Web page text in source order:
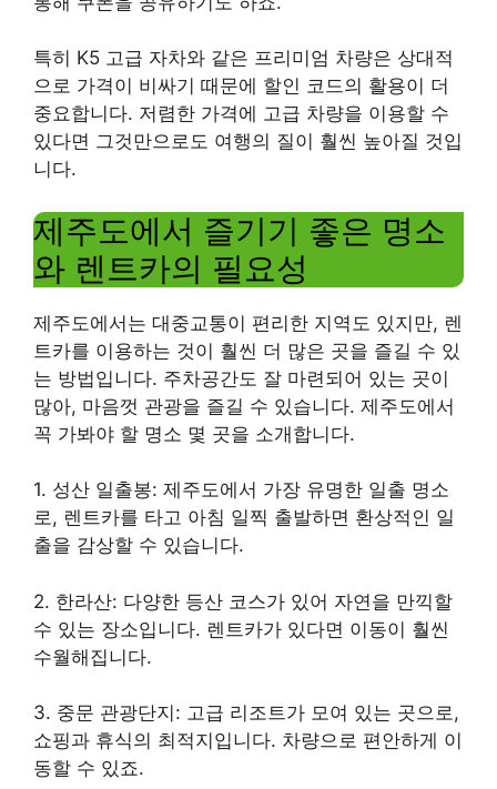
특히 K5 고급 자차와 같은 프리미엄 차량은 상대적
으로 가격이 비싸기 때문에 할인 코드의 활용이 더
중요합니다. 저렴한 가격에 고급 차량을 이용할 수
있다면 그것만으로도 여행의 질이 훨씬 높아질 것입
니다.
제주도에서 즐기기 좋은 명소
와 렌트카의 필요성
제주도에서는 대중교통이 편리한 지역도 있지만, 렌
트카를 이용하는 것이 훨씬 더 많은 곳을 즐길 수 있
는 방법입니다. 주차공간도 잘 마련되어 있는 곳이
많아, 마음껏 관광을 즐길 수 있습니다. 제주도에서
꼭 가봐야 할 명소 몇 곳을 소개합니다.
1. 성산 일출봉: 제주도에서 가장 유명한 일출 명소
로, 렌트카를 타고 아침 일찍 출발하면 환상적인 일
출을 감상할 수 있습니다.
2. 한라산: 다양한 등산 코스가 있어 자연을 만끽할
수 있는 장소입니다. 렌트카가 있다면 이동이 훨씬
수월해집니다.
3. 중문 관광단지: 고급 리조트가 모여 있는 곳으로,
쇼핑과 휴식의 최적지입니다. 차량으로 편안하게 이
동할 수 있죠.